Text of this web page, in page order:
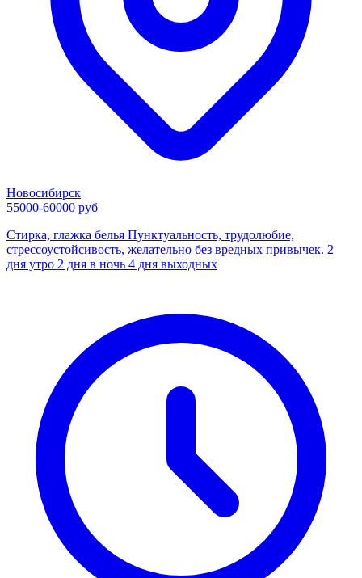
Новосибирск
55000-60000 руб
Стирка, глажка белья Пунктуальность, трудолюбие,
стрессоустойсивость, желательно без вредных привычек. 2
дня утро 2 дня в ночь 4 дня выходных